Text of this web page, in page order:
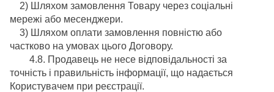
2) Шляхом замовлення Товару через соціальні
мережі або месенджери.
3) Шляхом оплати замовлення повністю або
частково на умовах цього Договору.
4.8. Продавець не несе відповідальності за
точність і правильність інформації, що надається
Користувачем при реєстрації.